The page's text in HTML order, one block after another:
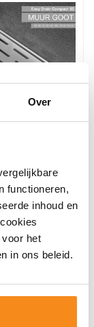
Over
functioneren,
inhoud en
het
in ons beleid.
290,40
240,00
info